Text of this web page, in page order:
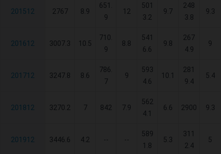
201512 2767 8.9
651.
9
12
501
3.2
9.7
248
3.8
9.3
201612 3007.3 10.5
710.
9
8.8
541
6.6
9.8
267
4.9
9
201712 3247.8 8.6
786.
7
9
593
4.6
10.1
281
9.4
5.4
201812 3270.2 7 842 7.9
562
4.1
6.6 2900 9.3
201912 3446.6 4.2 -- --
589
1.8
5.3
311
2.4
5